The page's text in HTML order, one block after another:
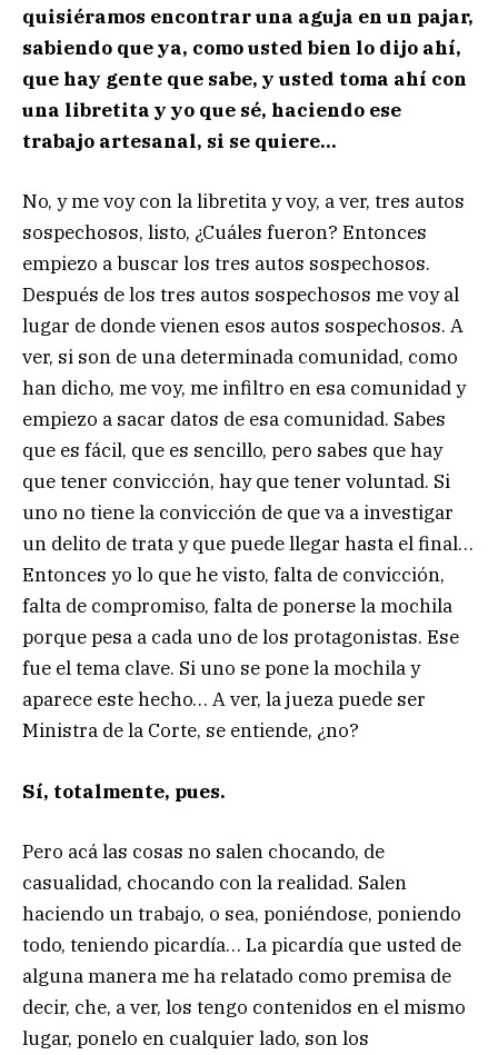
quisiéramos encontrar una aguja en un pajar,
sabiendo que ya, como usted bien lo dijo ahí,
que hay gente que sabe, y usted toma ahí con
una libretita y yo que sé, haciendo ese
trabajo artesanal, si se quiere…
No, y me voy con la libretita y voy, a ver, tres autos
sospechosos, listo, ¿Cuáles fueron? Entonces
empiezo a buscar los tres autos sospechosos.
Después de los tres autos sospechosos me voy al
lugar de donde vienen esos autos sospechosos. A
ver, si son de una determinada comunidad, como
han dicho, me voy, me infiltro en esa comunidad y
empiezo a sacar datos de esa comunidad. Sabes
que es fácil, que es sencillo, pero sabes que hay
que tener convicción, hay que tener voluntad. Si
uno no tiene la convicción de que va a investigar
un delito de trata y que puede llegar hasta el final…
Entonces yo lo que he visto, falta de convicción,
falta de compromiso, falta de ponerse la mochila
porque pesa a cada uno de los protagonistas. Ese
fue el tema clave. Si uno se pone la mochila y
aparece este hecho… A ver, la jueza puede ser
Ministra de la Corte, se entiende, ¿no?
Sí, totalmente, pues.
Pero acá las cosas no salen chocando, de
casualidad, chocando con la realidad. Salen
haciendo un trabajo, o sea, poniéndose, poniendo
todo, teniendo picardía… La picardía que usted de
alguna manera me ha relatado como premisa de
decir, che, a ver, los tengo contenidos en el mismo
lugar, ponelo en cualquier lado, son los